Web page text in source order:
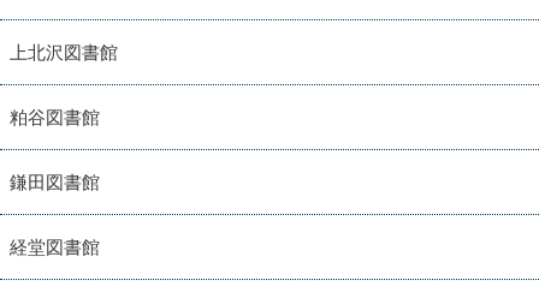
上北沢図書館
粕谷図書館
鎌田図書館
経堂図書館